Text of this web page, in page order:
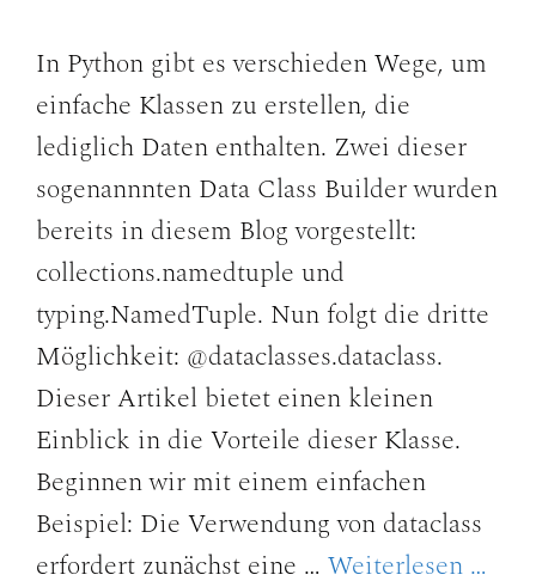
In Python gibt es verschieden Wege, um
einfache Klassen zu erstellen, die
lediglich Daten enthalten. Zwei dieser
sogenannnten Data Class Builder wurden
bereits in diesem Blog vorgestellt:
collections.namedtuple und
typing.NamedTuple. Nun folgt die dritte
Möglichkeit: @dataclasses.dataclass.
Dieser Artikel bietet einen kleinen
Einblick in die Vorteile dieser Klasse.
Beginnen wir mit einem einfachen
Beispiel: Die Verwendung von dataclass
erfordert zunächst eine … Weiterlesen …